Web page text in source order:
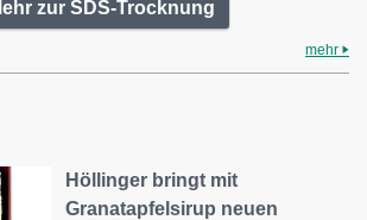
zur SDS-Trocknung
mehr
Höllinger bringt mit
Granatapfelsirup neuen